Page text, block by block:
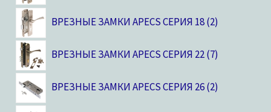
ВРЕЗНЫЕ ЗАМКИ APECS СЕРИЯ 18 2
ВРЕЗНЫЕ ЗАМКИ APECS СЕРИЯ 22 7
ВРЕЗНЫЕ ЗАМКИ APECS СЕРИЯ 26 2